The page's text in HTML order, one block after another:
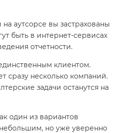
на аутсорсе вы застрахованы
быть в интернет-сервисах
отчетности.
клиентом.
сразу несколько компаний.
задачи останутся на
один из вариантов
но уже уверенно